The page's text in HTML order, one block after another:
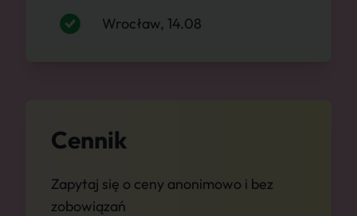
Wrocław, 14.08
Cennik
Zapytaj się o ceny anonimowo i bez
zobowiązań